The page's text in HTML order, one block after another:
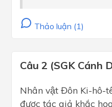
Thảo luận (1)
Câu 2 (SGK Cánh
Nhân vật Đôn Ki-hô-
được tác giả khắc